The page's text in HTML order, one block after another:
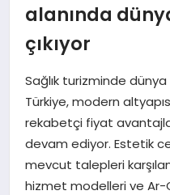
MAGAZIN
SPOR
TEKNOLOJI
alanında
çıkıyor
Sağlık turizminde
Türkiye, modern
rekabetçi fiyat
devam ediyor. Estetik
mevcut talepleri
hizmet modelleri ve Ar-